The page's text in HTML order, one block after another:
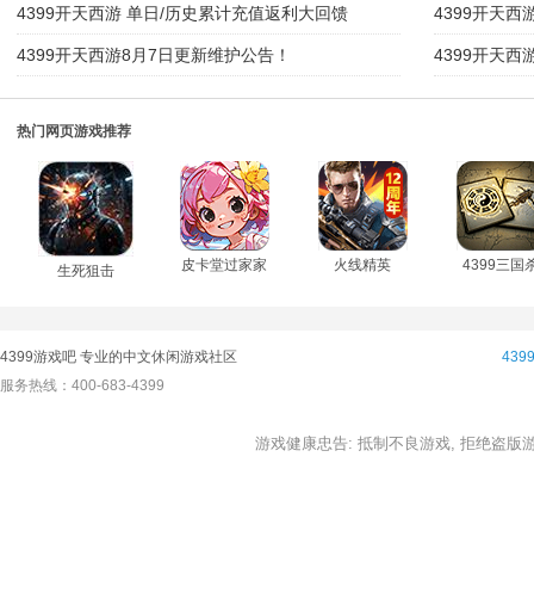
4399开天西游 单日/历史累计充值返利大回馈 4399开天西
4399开天西游8月7日更新维护公告！ 4399开天西
热门网页游戏推荐
生死狙击 皮卡堂过家家 火线精英 4399三国
4399游戏吧 专业的中文休闲游戏社区
服务热线：400-683-4399
游戏健康忠告: 抵制不良游戏, 拒绝盗版